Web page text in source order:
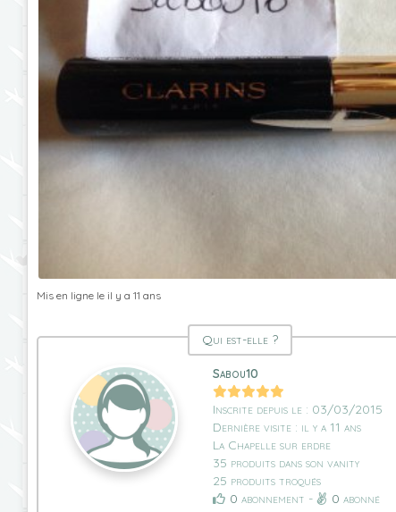
Mis en ligne le il y a 11 ans
Qui est-elle ?
Sabou10
Inscrite depuis le : 03/03/2015
Dernière visite : il y a 11 ans
La Chapelle sur erdre
35 produits dans son vanity
25 produits troqués
0 abonnement - 0 abonné